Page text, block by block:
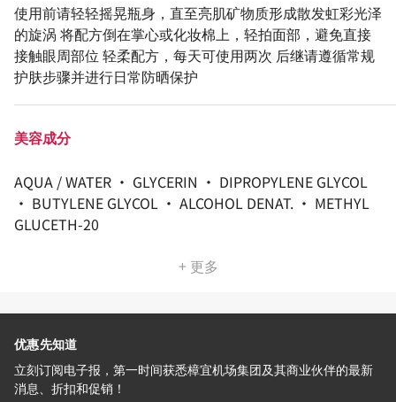
使用前请轻轻摇晃瓶身，直至亮肌矿物质形成散发虹彩光泽
的旋涡 将配方倒在掌心或化妆棉上，轻拍面部，避免直接
接触眼周部位 轻柔配方，每天可使用两次 后继请遵循常规
护肤步骤并进行日常防晒保护
美容成分
AQUA / WATER • GLYCERIN • DIPROPYLENE GLYCOL
• BUTYLENE GLYCOL • ALCOHOL DENAT. • METHYL
GLUCETH-20
+ 更多
优惠先知道
立刻订阅电子报，第一时间获悉樟宜机场集团及其商业伙伴的最新
消息、折扣和促销！